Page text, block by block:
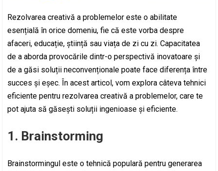
Rezolvarea creativă a problemelor este o abilitate
esențială în orice domeniu, fie că este vorba despre
afaceri, educație, știință sau viața de zi cu zi. Capacitatea
de a aborda provocările dintr-o perspectivă inovatoare și
de a găsi soluții neconvenționale poate face diferența între
succes și eșec. În acest articol, vom explora câteva tehnici
eficiente pentru rezolvarea creativă a problemelor, care te
pot ajuta să găsești soluții ingenioase și eficiente.
1. Brainstorming
Brainstormingul este o tehnică populară pentru generarea